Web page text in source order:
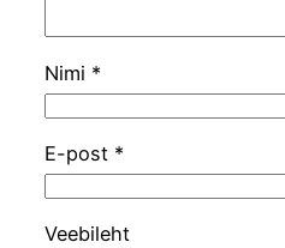
Nimi *
E-post *
Veebileht